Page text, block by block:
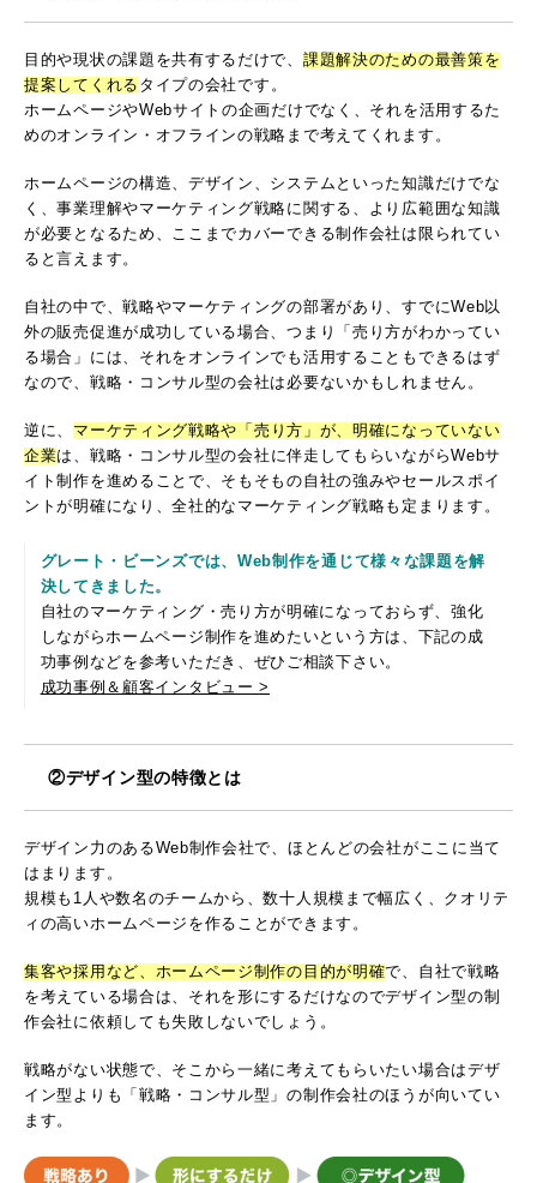
目的や現状の課題を共有するだけで、 課題解決のための最善策を
提案してくれる タイプの会社です。
ホームページやWebサイトの企画だけでなく、それを活用するた
めのオンライン・オフラインの戦略まで考えてくれます。
ホームページの構造、デザイン、システムといった知識だけでな
く、事業理解やマーケティング戦略に関する、より広範囲な知識
が必要となるため、ここまでカバーできる制作会社は限られてい
ると言えます。
自社の中で、戦略やマーケティングの部署があり、すでにWeb以
外の販売促進が成功している場合、つまり「売り方がわかってい
る場合」には、それをオンラインでも活用することもできるはず
なので、戦略・コンサル型の会社は必要ないかもしれません。
逆に、 マーケティング戦略や「売り方」が、明確になっていない
企業は、戦略・コンサル型の会社に伴走してもらいながらWebサ
イト制作を進めることで、そもそもの自社の強みやセールスポイ
ントが明確になり、全社的なマーケティング戦略も定まります。
グレート・ビーンズでは、Web制作を通じて様々な課題を解
決してきました。
自社のマーケティング・売り方が明確になっておらず、強化
しながらホームページ制作を進めたいという方は、下記の成
功事例などを参考いただき、ぜひご相談下さい。
成功事例＆顧客インタビュー >
②デザイン型の特徴とは
デザイン力のあるWeb制作会社で、ほとんどの会社がここに当て
はまります。
規模も1人や数名のチームから、数十人規模まで幅広く、クオリテ
ィの高いホームページを作ることができます。
集客や採用など、ホームページ制作の目的が明確で、自社で戦略
を考えている場合は、それを形にするだけなのでデザイン型の制
作会社に依頼しても失敗しないでしょう。
戦略がない状態で、そこから一緒に考えてもらいたい場合はデザ
イン型よりも「戦略・コンサル型」の制作会社のほうが向いてい
ます。